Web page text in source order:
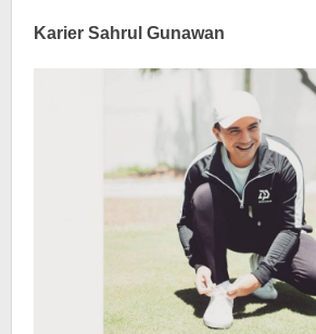
Karier Sahrul Gunawan